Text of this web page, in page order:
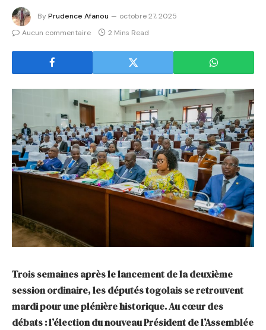
ByPrudence Afanou
octobre 27, 2025
Aucun commentaire
2 Mins Read
Trois semaines après le lancement de la deuxième
session ordinaire, les députés togolais se retrouvent
mardi pour une plénière historique. Au cœur des
débats : l’élection du nouveau Président de l’Assemblée